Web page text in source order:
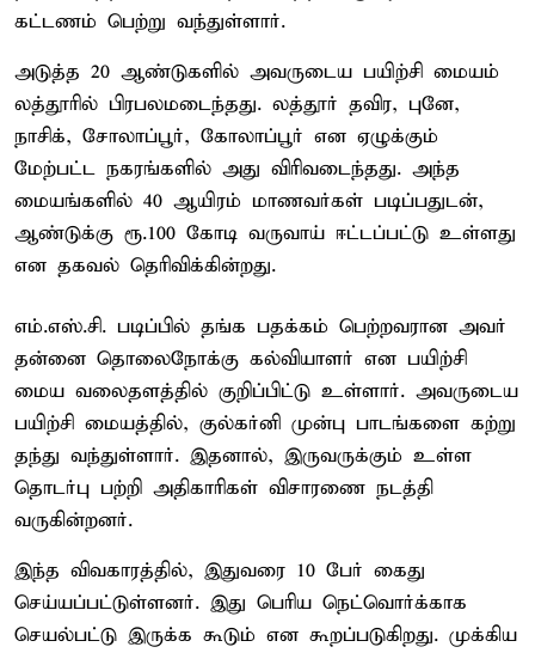
கட்டணம் பெற்று வந்துள்ளார்.
அடுத்த 20 ஆண்டுகளில் அவருடைய பயிற்சி மையம்
லத்தூரில் பிரபலமடைந்தது. லத்தூர் தவிர, புனே,
நாசிக், சோலாப்பூர், கோலாப்பூர் என ஏழுக்கும்
மேற்பட்ட நகரங்களில் அது விரிவடைந்தது. அந்த
மையங்களில் 40 ஆயிரம் மாணவர்கள் படிப்பதுடன்,
ஆண்டுக்கு ரூ.100 கோடி வருவாய் ஈட்டப்பட்டு உள்ளது
என தகவல் தெரிவிக்கின்றது.
எம்.எஸ்.சி. படிப்பில் தங்க பதக்கம் பெற்றவரான அவர்
தன்னை தொலைநோக்கு கல்வியாளர் என பயிற்சி
மைய வலைதளத்தில் குறிப்பிட்டு உள்ளார். அவருடைய
பயிற்சி மையத்தில், குல்கர்னி முன்பு பாடங்களை கற்று
தந்து வந்துள்ளார். இதனால், இருவருக்கும் உள்ள
தொடர்பு பற்றி அதிகாரிகள் விசாரணை நடத்தி
வருகின்றனர்.
இந்த விவகாரத்தில், இதுவரை 10 பேர் கைது
செய்யப்பட்டுள்ளனர். இது பெரிய நெட்வொர்க்காக
செயல்பட்டு இருக்க கூடும் என கூறப்படுகிறது. முக்கிய